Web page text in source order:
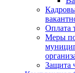
Оплата
Меры
Защита